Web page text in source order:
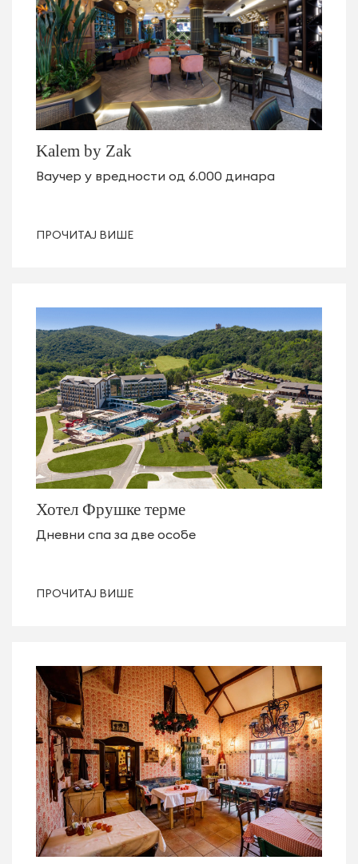
Kalem by Zak
Ваучер у вредности од 6.000 динара
ПРОЧИТАЈ ВИШЕ
Хотел Фрушке терме
Дневни спа за две особе
ПРОЧИТАЈ ВИШЕ